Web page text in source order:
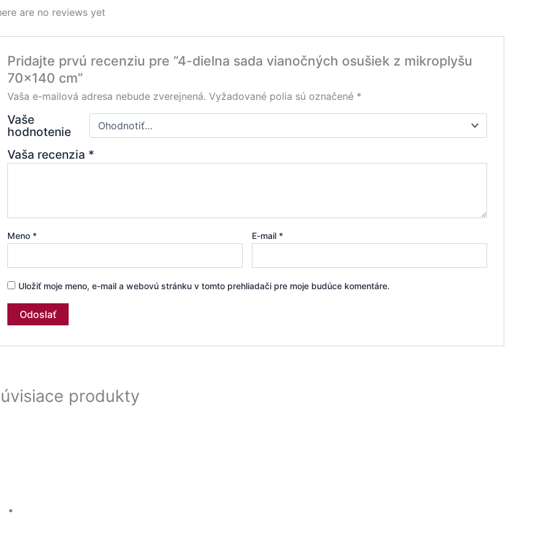
are no reviews yet
Pridajte prvú recenziu pre “4-dielna sada vianočných osušiek z mikroplyšu
70×140 cm”
Vaša e-mailová adresa nebude zverejnená. Vyžadované polia sú označené *
Vaše
hodnotenie
Vaša recenzia *
Meno * E-mail *
Uložiť moje meno, e-mail a webovú stránku v tomto prehliadači pre moje budúce komentáre.
produkty